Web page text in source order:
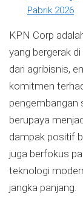
Pabrik 2026
KPN Corp
yang bergerak
dari agribisnis,
komitmen
pengembangan
berupaya
dampak positif
juga berfokus
teknologi
jangka panjang.